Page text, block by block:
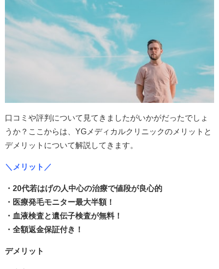
口コミや評判について見てきましたがいかがだったでしょ
うか？ここからは、YGメディカルクリニックのメリットと
デメリットについて解説してきます。
＼メリット／
・20代若はげの人中心の治療で値段が良心的
・医療発毛モニター最大半額！
・血液検査と遺伝子検査が無料！
・全額返金保証付き！
デメリット